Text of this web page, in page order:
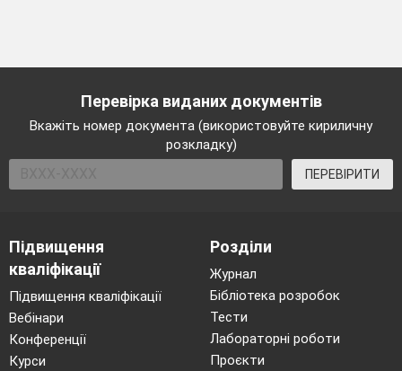
Перевірка виданих документів
Вкажіть номер документа (використовуйте кириличну
розкладку)
ПЕРЕВІРИТИ
Підвищення
кваліфікації
Підвищення кваліфікації
Вебінари
Конференції
Курси
Розділи
Журнал
Бібліотека розробок
Тести
Лабораторні роботи
Проєкти